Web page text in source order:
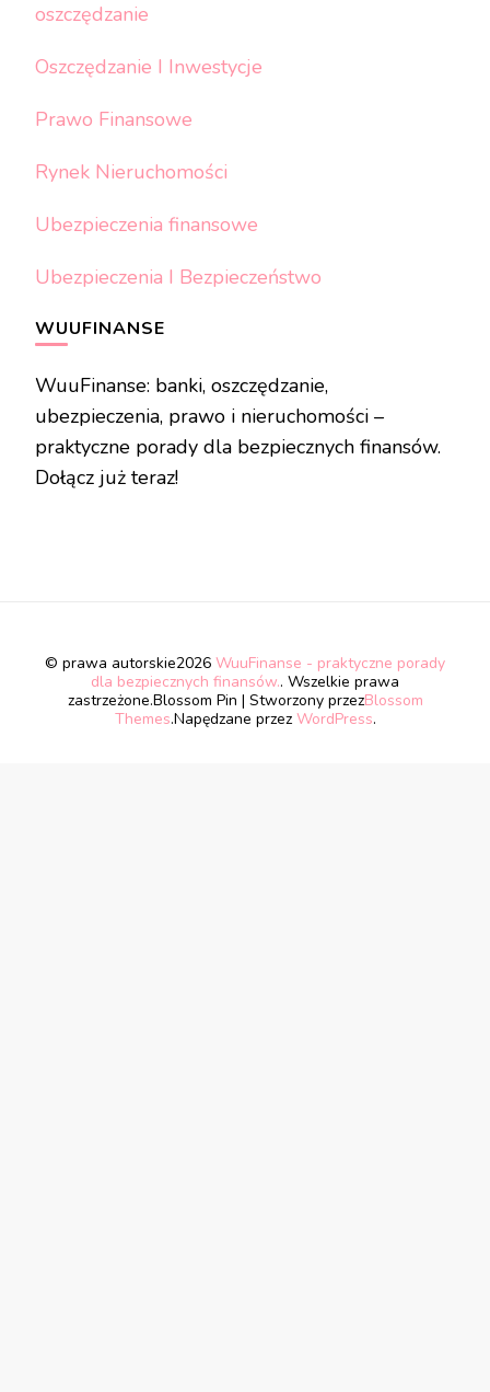
oszczędzanie
Oszczędzanie I Inwestycje
Prawo Finansowe
Rynek Nieruchomości
Ubezpieczenia finansowe
Ubezpieczenia I Bezpieczeństwo
WUUFINANSE
WuuFinanse: banki, oszczędzanie,
ubezpieczenia, prawo i nieruchomości –
praktyczne porady dla bezpiecznych finansów.
Dołącz już teraz!
© prawa autorskie2026 WuuFinanse - praktyczne porady
dla bezpiecznych finansów.. Wszelkie prawa
zastrzeżone.Blossom Pin | Stworzony przezBlossom
Themes.Napędzane przez WordPress.